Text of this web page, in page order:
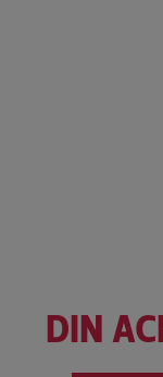
DIN